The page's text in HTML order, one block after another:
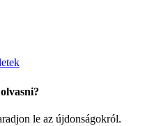
le az újdonságokról.